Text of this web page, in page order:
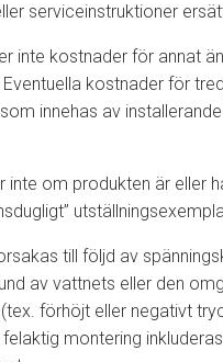
serviceinstruktioner
inte kostnader för annat
Eventuella kostnader för
innehas av
inte om produkten är eller
till följd av
av vattnets eller den
förhöjt eller negativt
montering